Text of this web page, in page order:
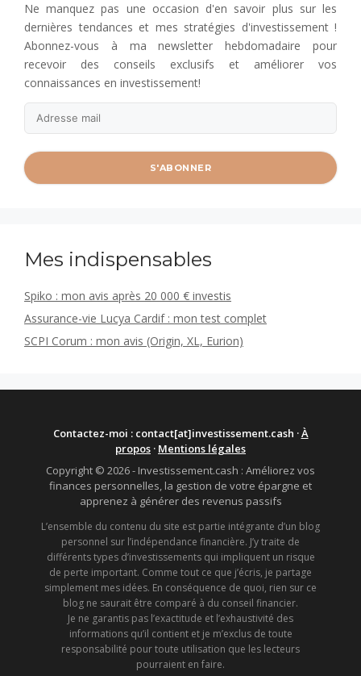
Ne manquez pas une occasion d'en savoir plus sur les
dernières tendances et mes stratégies d'investissement !
Abonnez-vous à ma newsletter hebdomadaire pour
recevoir des conseils exclusifs et améliorer vos
connaissances en investissement!
Mes indispensables
Spiko : mon avis après 20 000 € investis
Assurance-vie Lucya Cardif : mon test complet
SCPI Corum : mon avis (Origin, XL, Eurion)
Contactez-moi : contact[at]investissement.cash ·À
propos · Mentions légales
Copyright © 2026 - Investissement.cash : Améliorez vos
finances personnelles, la gestion de votre épargne et
apprenez à générer des revenus passifs
L’ensemble du contenu du site est partie intégrante d’un blog
personnel sur l’indépendance financière. J’y traite de
différents types d’investissements qui impliquent un risque
de perte important. Comme tout ce que j’écris, je partage
simplement mes idées. En conséquence de quoi, rien sur ce
blog ne saurait être comparé à du conseil financier.
Je ne garantis pas l’exactitude et l’exhaustivité des
informations qu’il contient et je m’exclus de toute
responsabilité pour toute utilisation que les lecteurs
pourraient en faire.